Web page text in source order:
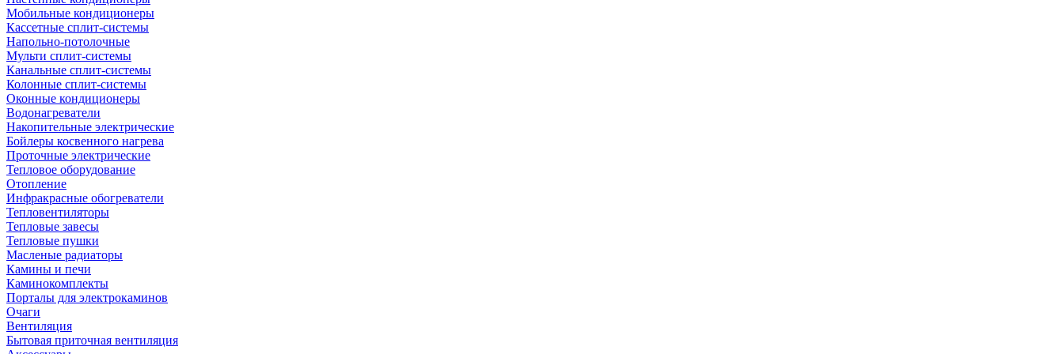
Мобильные кондиционеры
Кассетные сплит-системы
Напольно-потолочные
Мульти сплит-системы
Канальные сплит-системы
Колонные сплит-системы
Оконные кондиционеры
Водонагреватели
Накопительные электрические
Бойлеры косвенного нагрева
Проточные электрические
Тепловое оборудование
Отопление
Инфракрасные обогреватели
Тепловентиляторы
Тепловые завесы
Тепловые пушки
Масленые радиаторы
Камины и печи
Каминокомплекты
Порталы для электрокаминов
Очаги
Вентиляция
Бытовая приточная вентиляция